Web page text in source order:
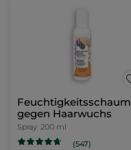
Feuchtigkeitsschaum
gegen Haarwuchs
Spray 200 ml
(547)